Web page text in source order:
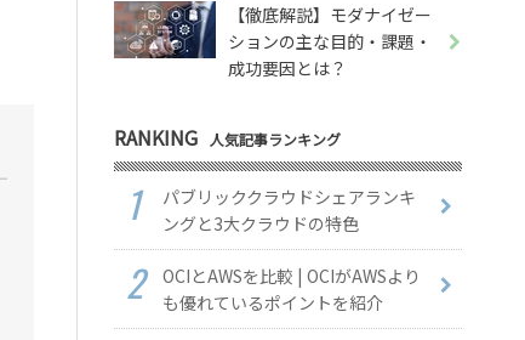
【徹底解説】モダナイゼー
ションの主な目的・課題・
成功要因とは？
RANKING 人気記事ランキング
パブリッククラウドシェアランキ
ングと3大クラウドの特色
OCIとAWSを比較 | OCIがAWSより
も優れているポイントを紹介